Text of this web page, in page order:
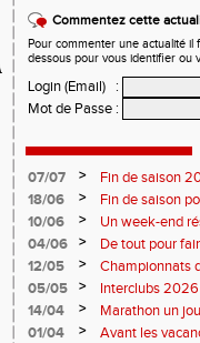
Commentez cette
Pour commenter une actualité il
dessous pour vous identifier ou
Login (Email)
:
Mot de Passe :
07/07 >
Fin de saison
18/06
>
Fin de saison
10/06
>
Un week-end
04/06
>
De tout pour
monde souriant
12/05 >
Championnats
Soirées piste
05/05 >
Interclubs
résultats
14/04 >
Marathon un
01/04
>
Avant les